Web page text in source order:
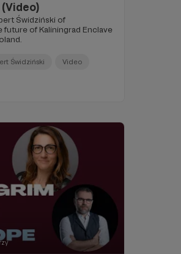
Świdziński of
of Kaliningrad Enclave
Świdziński Video